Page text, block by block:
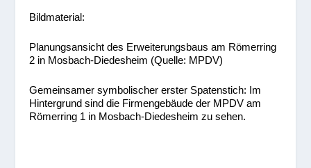
Bildmaterial:
Planungsansicht des Erweiterungsbaus am Römerring
2 in Mosbach-Diedesheim (Quelle: MPDV)
Gemeinsamer symbolischer erster Spatenstich: Im
Hintergrund sind die Firmengebäude der MPDV am
Römerring 1 in Mosbach-Diedesheim zu sehen.